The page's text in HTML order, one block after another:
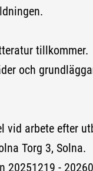
tillkommer.
och
vid arbete efter
Torg 3, Solna.
20251219 -